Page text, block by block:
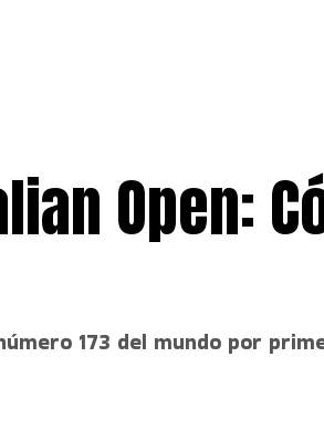
Open:
173 del mundo por